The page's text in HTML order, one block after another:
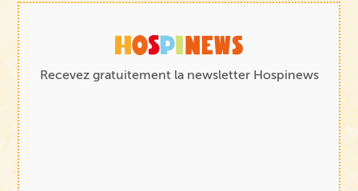
Recevez gratuitement la newsletter Hospinews